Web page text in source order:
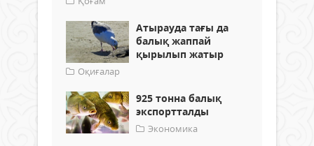
Атырауда тағы да
балық жаппай
қырылып жатыр
Оқиғалар
925 тонна балық
экспортталды
Экономика